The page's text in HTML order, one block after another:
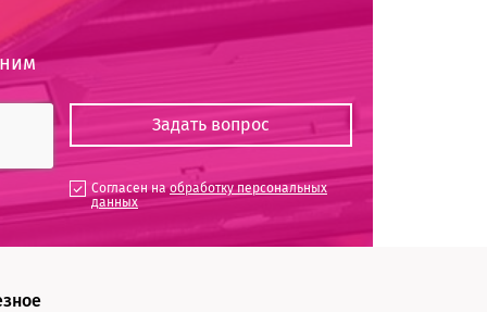
Согласен наобработку персональных
данных